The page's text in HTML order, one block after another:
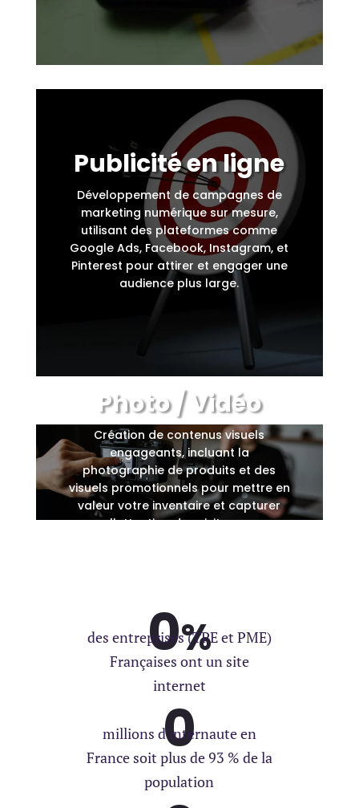
Publicité en ligne
Développement de campagnes de
marketing numérique sur mesure,
utilisant des plateformes comme
Google Ads, Facebook, Instagram, et
Pinterest pour attirer et engager une
audience plus large.
Photo / Vidéo
Création de contenus visuels
engageants, incluant la
photographie de produits et des
visuels promotionnels pour mettre en
valeur votre inventaire et capturer
l'attention des visiteurs.
0%
des entreprises (TPE et PME)
Françaises ont un site
internet
0
millions d'internaute en
France soit plus de 93 % de la
population